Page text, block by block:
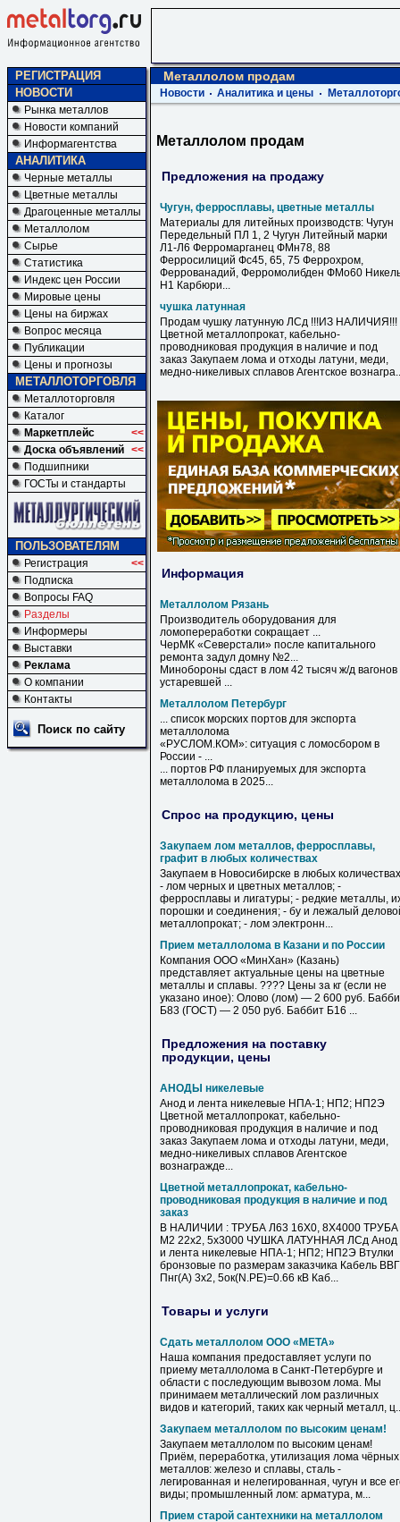
РЕГИСТРАЦИЯ
НОВОСТИ
Рынка металлов
Новости компаний
Информагентства
АНАЛИТИКА
Черные металлы
Цветные металлы
Драгоценные металлы
Металлолом
Сырье
Статистика
Индекс цен России
Мировые цены
Цены на биржах
Вопрос месяца
Публикации
Цены и прогнозы
МЕТАЛЛОТОРГОВЛЯ
Металлоторговля
Каталог
Маркетплейс
<<
Доска объявлений <<
Подшипники
ГОСТы и стандарты
ПОЛЬЗОВАТЕЛЯМ
Регистрация
<<
Подписка
Вопросы FAQ
Разделы
Информеры
Выставки
Реклама
О компании
Контакты
Поиск по сайту
Металлолом продам
Новости Аналитика и цены
Металлолом продам
Предложения на продажу
Чугун, ферросплавы, цветные металлы
Материалы для литейных производств: Чугун
Передельный ПЛ 1, 2 Чугун Литейный марки
Л1-Л6 Ферромарганец ФМн78, 88
Ферросилиций Фс45, 65, 75 Феррохром,
Феррованадий, Ферромолибден ФМо60
Н1 Карбюри...
чушка латунная
Продам чушку латунную ЛСд !!!ИЗ НАЛИЧИЯ!!!
Цветной металлопрокат, кабельно-
проводниковая продукция в наличие и под
заказ Закупаем лома и отходы латуни, меди,
медно-никеливых сплавов Агентское
Информация
Металлолом Рязань
Производитель оборудования для
ломопереработки сокращает ...
ЧерМК «Северстали» после капитального
ремонта задул домну №2...
Минобороны сдаст в лом 42 тысяч ж/д вагонов
устаревшей ...
Металлолом Петербург
... список морских портов для экспорта
металлолома
«РУСЛОМ.КОМ»: ситуация с ломосбором в
России - ...
... портов РФ планируемых для экспорта
металлолома в 2025...
Спрос на продукцию, цены
Закупаем лом металлов, ферросплавы,
графит в любых количествах
Закупаем в Новосибирске в любых
- лом черных и цветных металлов; -
ферросплавы и лигатуры; - редкие металлы,
порошки и соединения; - бу и лежалый
металлопрокат; - лом электронн...
Прием металлолома в Казани и по России
Компания ООО «МинХан» (Казань)
представляет актуальные цены на цветные
металлы и сплавы. ???? Цены за кг (если не
указано иное): Олово (лом) — 2 600 руб.
Б83 (ГОСТ) — 2 050 руб. Баббит Б16 ...
Предложения на поставку
продукции, цены
АНОДЫ никелевые
Анод и лента никелевые НПА-1; НП2; НП2Э
Цветной металлопрокат, кабельно-
проводниковая продукция в наличие и под
заказ Закупаем лома и отходы латуни, меди,
медно-никеливых сплавов Агентское
вознагражде...
Цветной металлопрокат, кабельно-
проводниковая продукция в наличие и под
заказ
В НАЛИЧИИ : ТРУБА Л63 16Х0, 8Х4000 ТРУБА
М2 22х2, 5х3000 ЧУШКА ЛАТУННАЯ ЛСд Анод
и лента никелевые НПА-1; НП2; НП2Э Втулки
бронзовые по размерам заказчика Кабель
Пнг(А) 3х2, 5ок(N.PE)=0.66 кВ Каб...
Товары и услуги
Сдать металлолом ООО «МЕТА»
Наша компания предоставляет услуги по
приему металлолома в Санкт-Петербурге и
области с последующим вывозом лома. Мы
принимаем металлический лом различных
видов и категорий, таких как черный металл,
Закупаем металлолом по высоким ценам!
Закупаем металлолом по высоким ценам!
Приём, переработка, утилизация лома чёрных
металлов: железо и сплавы, сталь -
легированная и нелегированная, чугун и все
виды; промышленный лом: арматура, м...
Прием старой сантехники на металлолом